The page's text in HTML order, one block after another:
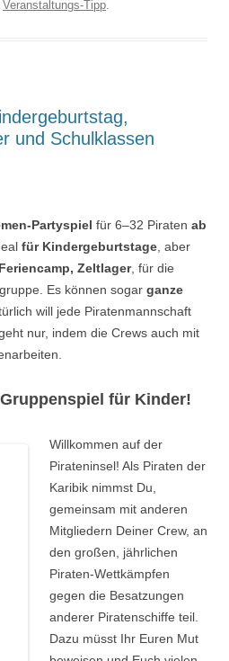
Veranstaltungs-Tipp.
und Schulklassen
Partyspiel für 6–32 Piraten ab
für Kindergeburtstage, aber
Feriencamp, Zeltlager, für die
Es können sogar ganze
will jede Piratenmannschaft
nur, indem die Crews auch mit
für Kinder!
Willkommen auf der
Pirateninsel! Als Piraten der
Karibik nimmst Du,
gemeinsam mit anderen
Mitgliedern Deiner Crew, an
den großen, jährlichen
Piraten-Wettkämpfen
gegen die Besatzungen
anderer Piratenschiffe teil.
Dazu müsst Ihr Euren Mut